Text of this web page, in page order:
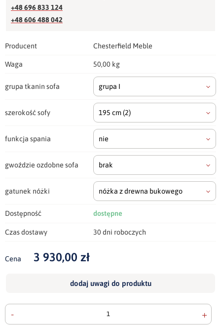
+48 696 833 124
+48 606 488 042
Producent Chesterfield Meble
Waga 50,00 kg
grupa tkanin sofa grupa I
szerokość sofy 195 cm(2)
funkcja spania nie
gwoździe ozdobne sofa brak
gatunek nóżki nóżka z drewna bukowego
Dostępność dostępne
Czas dostawy 30 dni roboczych
Cena 3 930,00 zł
dodaj uwagi do produktu
- +